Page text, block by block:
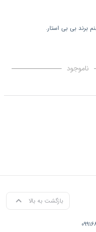
برند بی بی استار.
ناموجود
بازگشت به بالا